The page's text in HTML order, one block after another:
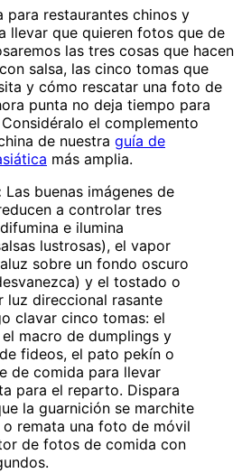
para restaurantes chinos y
llevar que quieren fotos que de
las tres cosas que hacen
salsa, las cinco tomas que
y cómo rescatar una foto de
punta no deja tiempo para
el complemento
de nuestra guía de
más amplia.
Las buenas imágenes de
a controlar tres
e ilumina
lustrosas), el vapor
sobre un fondo oscuro
y el tostado o
luz direccional rasante
clavar cinco tomas: el
macro de dumplings y
fideos, el pato pekín o
de comida para llevar
para el reparto. Dispara
la guarnición se marchite
remata una foto de móvil
de fotos de comida con